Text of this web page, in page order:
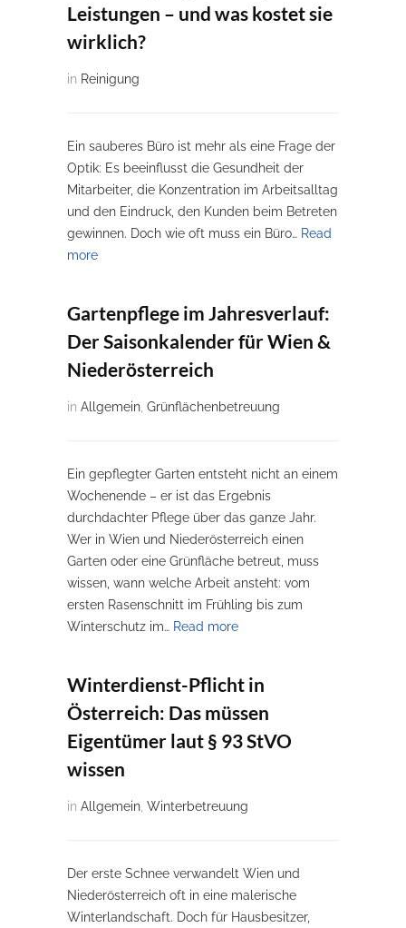
Leistungen – und was kostet sie
wirklich?
in Reinigung
Ein sauberes Büro ist mehr als eine Frage der
Optik: Es beeinflusst die Gesundheit der
Mitarbeiter, die Konzentration im Arbeitsalltag
und den Eindruck, den Kunden beim Betreten
gewinnen. Doch wie oft muss ein Büro… Read
more
Gartenpflege im Jahresverlauf:
Der Saisonkalender für Wien &
Niederösterreich
in Allgemein Grünflächenbetreuung
Ein gepflegter Garten entsteht nicht an einem
Wochenende – er ist das Ergebnis
durchdachter Pflege über das ganze Jahr.
Wer in Wien und Niederösterreich einen
Garten oder eine Grünfläche betreut, muss
wissen, wann welche Arbeit ansteht: vom
ersten Rasenschnitt im Frühling bis zum
Winterschutz im… Read more
Winterdienst-Pflicht in
Österreich: Das müssen
Eigentümer laut § 93 StVO
wissen
in Allgemein Winterbetreuung
Der erste Schnee verwandelt Wien und
Niederösterreich oft in eine malerische
Winterlandschaft. Doch für Hausbesitzer,